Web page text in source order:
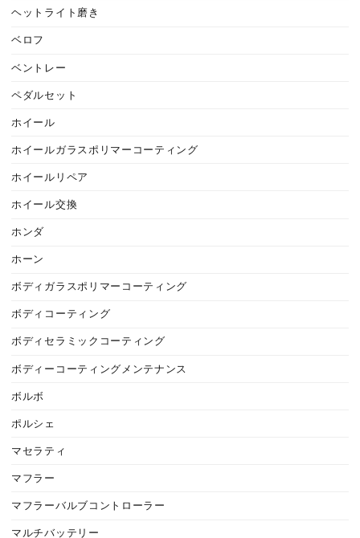
ヘットライト磨き
ベロフ
ベントレー
ペダルセット
ホイール
ホイールガラスポリマーコーティング
ホイールリペア
ホイール交換
ホンダ
ホーン
ボディガラスポリマーコーティング
ボディコーティング
ボディセラミックコーティング
ボディーコーティングメンテナンス
ボルボ
ポルシェ
マセラティ
マフラー
マフラーバルブコントローラー
マルチバッテリー